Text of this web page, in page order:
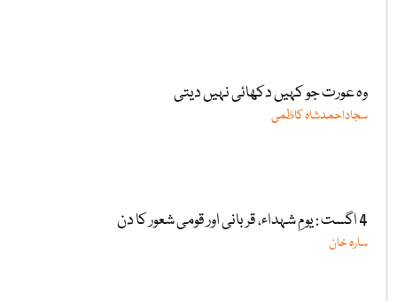
وہ عورت جو کہیں دکھائی نہیں دیتی
سجاداحمدشاہ کاظمی
4 اگست : یومِ شہداء، قربانی اور قومی شعور کا دن
سارہ خان